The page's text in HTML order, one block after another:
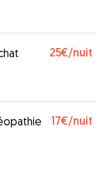
25€/nuit
17€/nuit